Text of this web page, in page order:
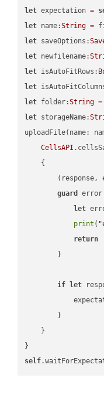
let expectation =
let name:String =
let saveOptions:
let newfilename:
let isAutoFitRows:
let
let folder:String =
let storageName:
uploadFile(name:
CellsAPI
    {
(response,
guard
let
print (
return
        }
if let
        }
    }
self